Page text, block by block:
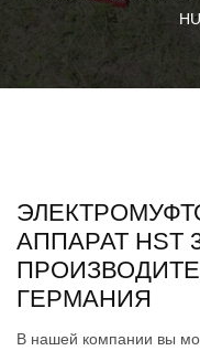
АППАРАТ HST
ГЕРМАНИЯ
В нашей компании вы